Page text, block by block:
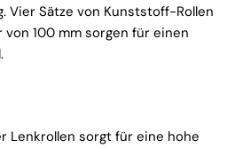
Vier Sätze von Kunststoff-Rollen
100 mm sorgen für einen
Lenkrollen sorgt für eine hohe